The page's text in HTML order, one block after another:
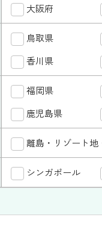
大阪府
鳥取県
香川県
福岡県
鹿児島県
離島・リゾート地
シンガポール